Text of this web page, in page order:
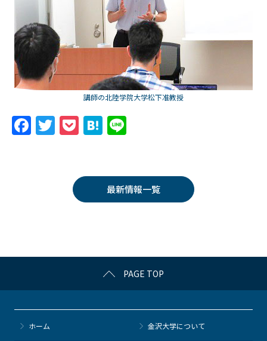
講師の北陸学院大学松下准教授
F
k
T
er
P
k
et
H
n
a
最新情報一覧
PAGE TOP
ホーム 金沢大学について